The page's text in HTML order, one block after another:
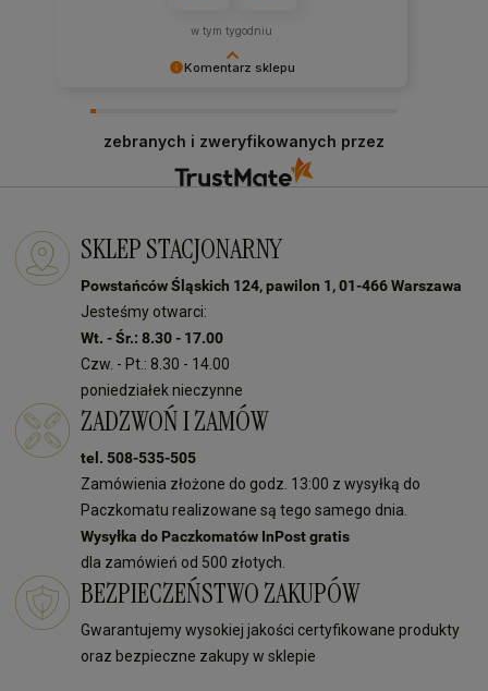
Komentarz sklepu
oczekiwaniom naszych klientów! Do zobaczenia:)
w tym tygodniu
zebranych i zweryfikowanych przez
SKLEP STACJONARNY
Powstańców Śląskich 124, pawilon 1, 01-466 Warszawa
Jesteśmy otwarci:
Wt. - Śr.: 8.30 - 17.00
Czw. - Pt.: 8.30 - 14.00
poniedziałek nieczynne
ZADZWOŃ I ZAMÓW
tel. 508-535-505
Zamówienia złożone do godz. 13:00 z wysyłką do
Paczkomatu realizowane są tego samego dnia.
Wysyłka do Paczkomatów InPost gratis
dla zamówień od 500 złotych.
BEZPIECZEŃSTWO ZAKUPÓW
Gwarantujemy wysokiej jakości certyfikowane produkty
oraz bezpieczne zakupy w sklepie